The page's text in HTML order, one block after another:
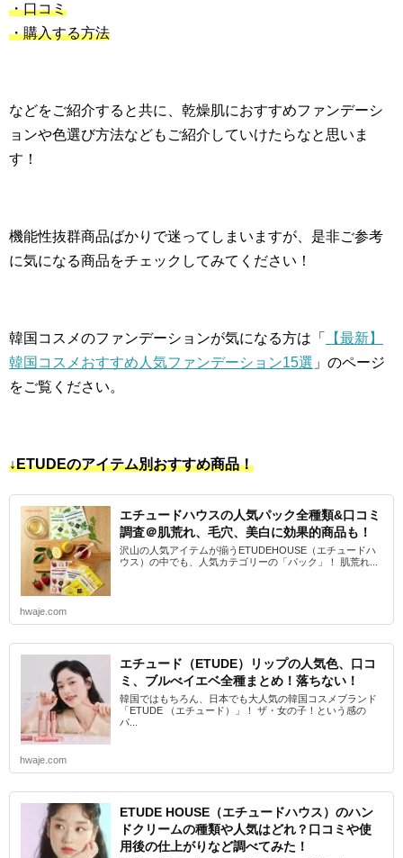
・口コミ
・購入する方法
などをご紹介すると共に、乾燥肌におすすめファンデーシ
ョンや色選び方法などもご紹介していけたらなと思いま
す！
機能性抜群商品ばかりで迷ってしまいますが、是非ご参考
に気になる商品をチェックしてみてください！
韓国コスメのファンデーションが気になる方は「
【最新】
韓国コスメおすすめ人気ファンデーション15選 」のページ
をご覧ください。
↓ETUDEのアイテム別おすすめ商品！
エチュードハウスの人気パック全種類&口コミ
調査＠肌荒れ、毛穴、美白に効果的商品も！
沢山の人気アイテムが揃うETUDEHOUSE（エチュードハ
ウス）の中でも、人気カテゴリーの「パック」！ 肌荒れ...
hwaje.com
エチュード（ETUDE）リップの人気色、口コ
ミ、ブルべイエベ全種まとめ！落ちない！
韓国ではもちろん、日本でも大人気の韓国コスメブランド
「ETUDE （エチュード）」！ ザ・女の子！という感の
パ...
hwaje.com
ETUDE HOUSE（エチュードハウス）のハン
ドクリームの種類や人気はどれ？口コミや使
用後の仕上がりなど調べてみた！